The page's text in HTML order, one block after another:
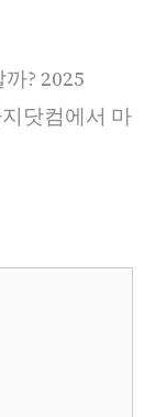
? 2025
닷컴에서 마